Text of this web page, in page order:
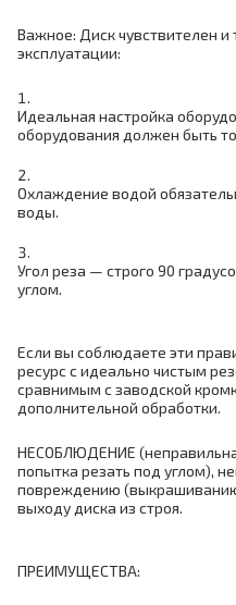
Важное: Диск чувствителен
эксплуатации:
Идеальная настройка
оборудования должен быть
Охлаждение водой
воды.
Угол реза — строго 90
углом.
Если вы соблюдаете эти
ресурс с идеально чистым
сравнимым с заводской
дополнительной обработки.
НЕСОБЛЮДЕНИЕ
попытка резать под углом),
повреждению
выходу диска из строя.
ПРЕИМУЩЕСТВА: